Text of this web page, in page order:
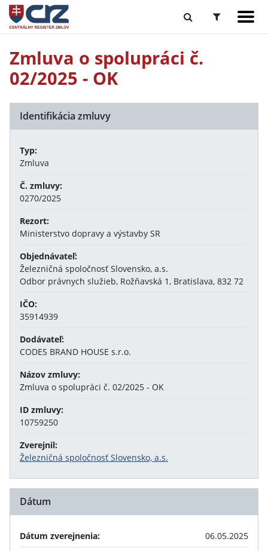
Zmluva o spolupráci č.
02/2025 - OK
Identifikácia zmluvy
Typ:
Zmluva
Č. zmluvy:
0270/2025
Rezort:
Ministerstvo dopravy a výstavby SR
Objednávateľ:
Železničná spoločnosť Slovensko, a.s.
Odbor právnych služieb, Rožňavská 1, Bratislava, 832 72
IČO:
35914939
Dodávateľ:
CODES BRAND HOUSE s.r.o.
Názov zmluvy:
Zmluva o spolupráci č. 02/2025 - OK
ID zmluvy:
10759250
Zverejnil:
Železničná spoločnosť Slovensko, a.s.
Dátum
Dátum zverejnenia:
06.05.2025